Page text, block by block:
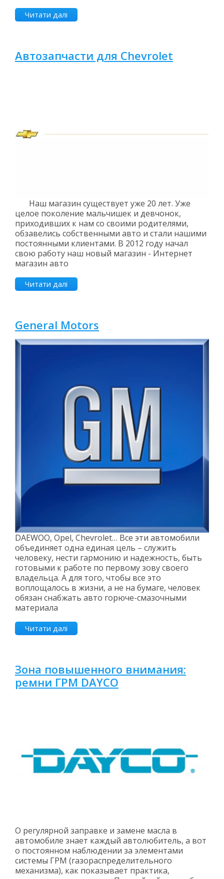
Читати далі
Автозапчасти для Сhevrolet
Наш магазин существует уже 20 лет. Уже
целое поколение мальчишек и девчонок,
приходивших к нам со своими родителями,
обзавелись собственными авто и стали нашими
постоянными клиентами. В 2012 году начал
свою работу наш новый магазин - Интернет
магазин авто
Читати далі
General Motors
DAEWOO, Opel, Chevrolet… Все эти автомобили
объединяет одна единая цель – служить
человеку, нести гармонию и надежность, быть
готовыми к работе по первому зову своего
владельца. А для того, чтобы все это
воплощалось в жизни, а не на бумаге, человек
обязан снабжать авто горюче-смазочными
материала
Читати далі
Зона повышенного внимания:
ремни ГРМ DAYCO
О регулярной заправке и замене масла в
автомобиле знает каждый автолюбитель, а вот
о постоянном наблюдении за элементами
системы ГРМ (газораспределительного
механизма), как показывает практика,